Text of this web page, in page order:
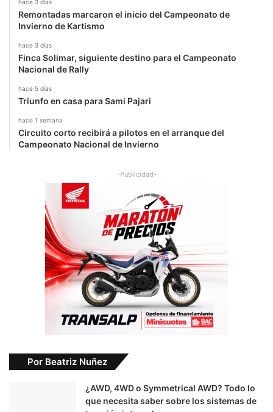
hace 3 días
Remontadas marcaron el inicio del Campeonato de
Invierno de Kartismo
hace 3 días
Finca Solimar, siguiente destino para el Campeonato
Nacional de Rally
hace 5 días
Triunfo en casa para Sami Pajari
hace 1 semana
Circuito corto recibirá a pilotos en el arranque del
Campeonato Nacional de Invierno
-Publicidad-
Por Beatriz Nuñez
¿AWD, 4WD o Symmetrical AWD? Todo lo
que necesita saber sobre los sistemas de